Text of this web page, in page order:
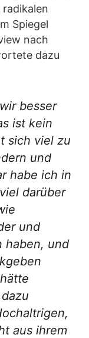
Spiegel
nach
dazu
besser
ist kein
sich viel zu
und
habe ich in
darüber
und
haben, und
aus ihrem